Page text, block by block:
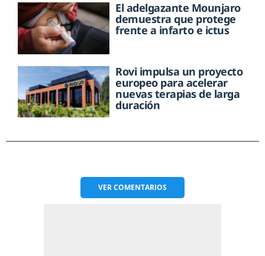
El adelgazante Mounjaro
demuestra que protege
frente a infarto e ictus
Rovi impulsa un proyecto
europeo para acelerar
nuevas terapias de larga
duración
VERCOMENTARIOS